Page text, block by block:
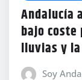
Andalucía
bajo
lluvias y
Soy